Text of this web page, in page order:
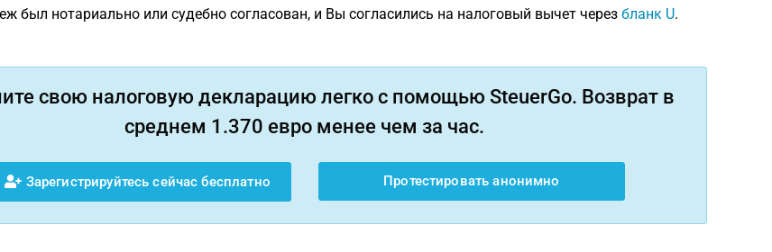
был нотариально или судебно согласован, и Вы согласились на налоговый вычет через бланк U.
свою налоговую декларацию легко с помощью SteuerGo. Возврат в
среднем 1.370 евро менее чем за час.
Зарегистрируйтесь сейчас бесплатно Протестировать анонимно